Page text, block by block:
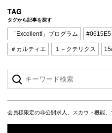
TAG
タグから記事を探す
「Excellent!」プログラム #0615E5
＃カルティエ １－クテリクス
会員様限定の非公開求人、スカウト機能、